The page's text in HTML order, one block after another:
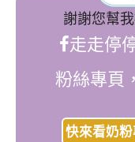
謝謝您幫
走走停
粉絲專頁
快來看奶